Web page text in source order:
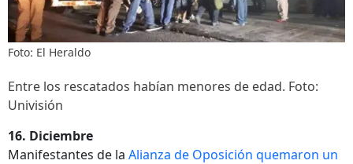
Foto: El Heraldo
Entre los rescatados habían menores de edad. Foto:
Univisión
16. Diciembre
Manifestantes de la Alianza de Oposición quemaron un